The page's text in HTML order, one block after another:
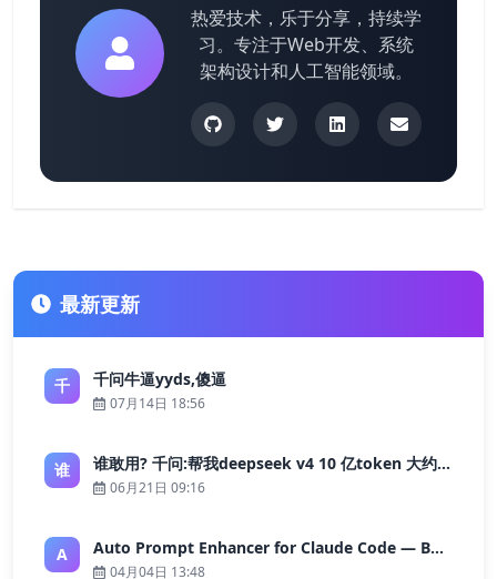
热爱技术，乐于分享，持续学
习。专注于Web开发、系统
架构设计和人工智能领域。
最新更新
千 千问牛逼yyds,傻逼
07月14日 18:56
谁 谁敢用? 千问:帮我deepseek v4 10 亿token 大约多少花费 ?
06月21日 09:16
A Auto Prompt Enhancer for Claude Code — Building a Highly Reliable AI Programming Workflow
04月04日 13:48